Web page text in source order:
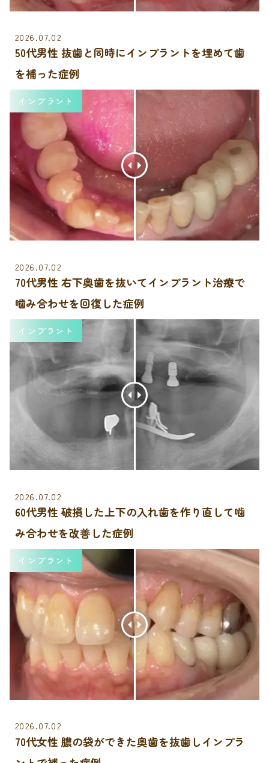
2026.07.02
50代男性 抜歯と同時にインプラントを埋めて歯
を補った症例
インプラント
2026.07.02
70代男性 右下奥歯を抜いてインプラント治療で
噛み合わせを回復した症例
インプラント
2026.07.02
60代男性 破損した上下の入れ歯を作り直して噛
み合わせを改善した症例
インプラント
2026.07.02
70代女性 膿の袋ができた奥歯を抜歯しインプラ